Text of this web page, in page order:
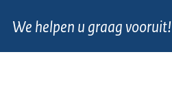
We helpen u graag vooruit!